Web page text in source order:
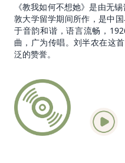
《教我如何不想她》是由无
敦大学留学期间所作，是中
于音韵和谐，语言流畅，
曲，广为传唱。刘半农在这
泛的赞誉。